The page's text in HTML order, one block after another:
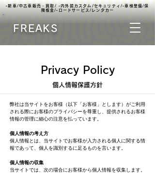
▫️新車/中古車販売・買取/ ▫️内外装カスタム/セキュリティ/▫️車検整備/保
険板金/▫️ロードサービス/レンタカー
FREAKS
Privacy Policy
個人情報保護方針
弊社は当サイトをお客様（以下「お客様」とします）がご利用
される際にお客様のプライバシーを尊重し、提供されるお客様
情報の管理に細心の注意を払っています。
個人情報の考え方
個人情報とは、当サイトでお客様が入力される個人に関する情
報であって、個人を識別するに足るものを言います。
個人情報の収集
当サイトでは、次の場合にお客様から個人情報を収集します。